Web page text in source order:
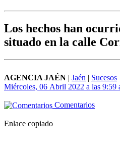
Los hechos han
situado en la calle
AGENCIA JAÉN | Jaén | Sucesos
Miércoles, 06 Abril 2022 a las 9:59
Comentarios
Enlace copiado